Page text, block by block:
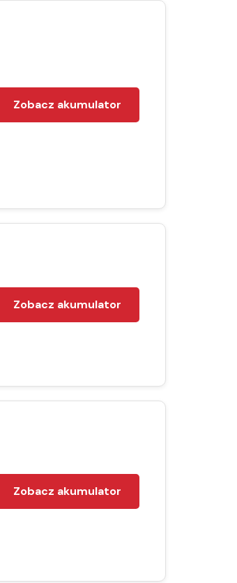
Zobacz akumulator
Zobacz akumulator
Zobacz akumulator